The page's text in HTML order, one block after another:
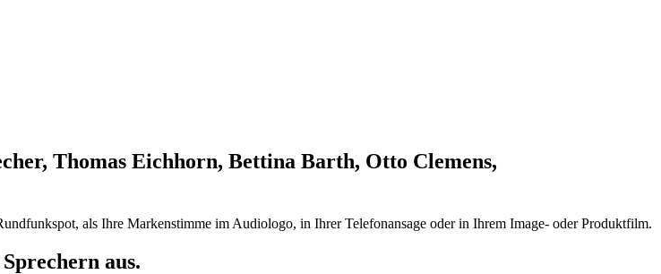
Thomas Eichhorn, Bettina Barth, Otto Clemens,
als Ihre Markenstimme im Audiologo, in Ihrer Telefonansage oder in Ihrem Image- oder Produktfilm.
aus.